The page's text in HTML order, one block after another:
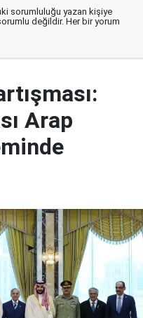
sorumluluğu yazan kişiye
değildir. Her bir yorum
Arap